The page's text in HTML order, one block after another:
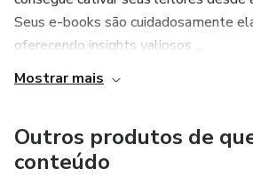
Seus e-books são cuidadosamente
oferecendo insights valiosos ...
Mostrar mais
Outros produtos de
conteúdo